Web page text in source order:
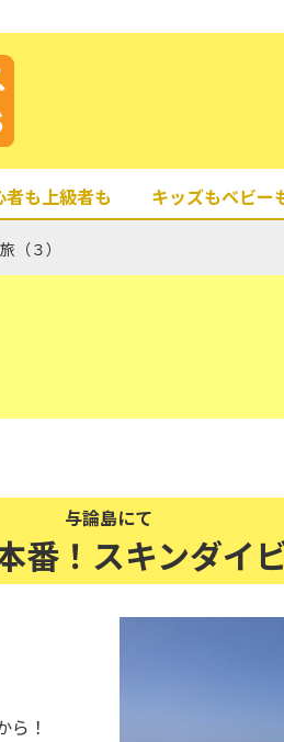
者も上級者も キッズもベビー
（３）
与論島にて
番！スキンダイ
ら！